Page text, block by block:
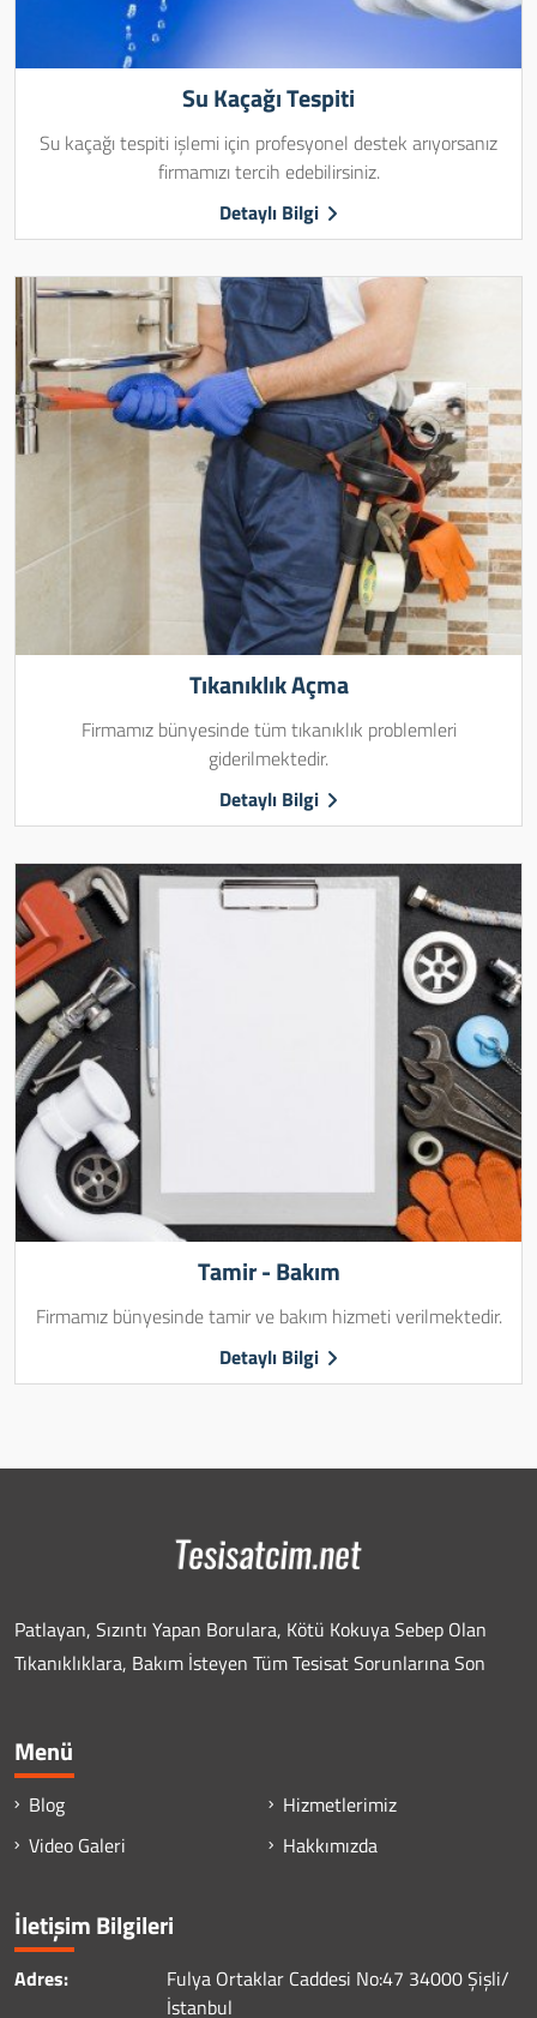
Su Kaçağı Tespiti
Su kaçağı tespiti işlemi için profesyonel destek arıyorsanız
firmamızı tercih edebilirsiniz.
Detaylı Bilgi
Tıkanıklık Açma
Firmamız bünyesinde tüm tıkanıklık problemleri
giderilmektedir.
Detaylı Bilgi
Tamir - Bakım
Firmamız bünyesinde tamir ve bakım hizmeti verilmektedir.
Detaylı Bilgi
Patlayan, Sızıntı Yapan Borulara, Kötü Kokuya Sebep Olan
Tıkanıklıklara, Bakım İsteyen Tüm Tesisat Sorunlarına Son
Menü
Blog
Hizmetlerimiz
Video Galeri
Hakkımızda
İletişim Bilgileri
Adres:
Fulya Ortaklar Caddesi No:47 34000 Şişli/
İstanbul